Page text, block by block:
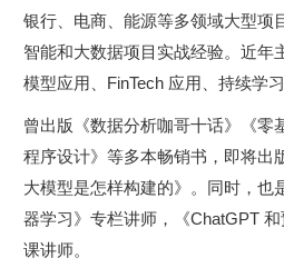
库，引入异步通信机制，通过智能
脑风暴，并进行自主搜索，制定自
任务。最终，使诸多组件功能相互
实战篇：动手！
你将学习如何部署一个鲜花网络电
易速鲜花聊天客服机器人。从模型
策略，再到记忆的存储与检索，每
个更加智能、更加人性化的系统。
银行、电商、能源等多领域大型项
智能和大数据项目实战经验。近年
模型应用、FinTech 应用、持续学习
曾出版《数据分析咖哥十话》《零
程序设计》等多本畅销书，即将出
大模型是怎样构建的》。同时，也
器学习》专栏讲师，《ChatGPT
课讲师。